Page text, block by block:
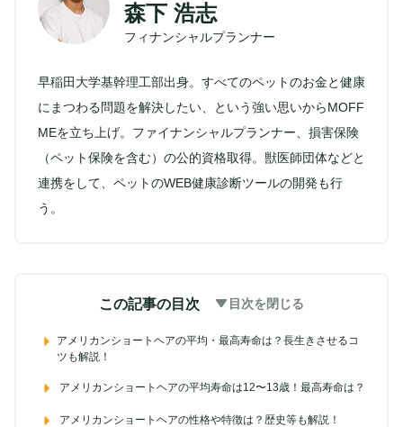
森下 浩志
フィナンシャルプランナー
早稲田大学基幹理工部出身。すべてのペットのお金と健康
にまつわる問題を解決したい、という強い思いからMOFF
MEを立ち上げ。ファイナンシャルプランナー、損害保険
（ペット保険を含む）の公的資格取得。獣医師団体などと
連携をして、ペットのWEB健康診断ツールの開発も行
う。
この記事の目次 目次を閉じる
アメリカンショートヘアの平均・最高寿命は？長生きさせるコ
ツも解説！
アメリカンショートヘアの平均寿命は12〜13歳！最高寿命は？
アメリカンショートヘアの性格や特徴は？歴史等も解説！